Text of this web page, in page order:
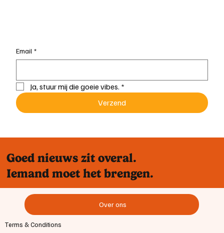
Email *
Ja, stuur mij die goeie vibes. *
Verzend
Goed nieuws zit overal.
Iemand moet het brengen.
Over ons
Terms & Conditions